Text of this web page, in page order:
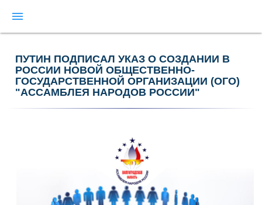
menu
ПУТИН ПОДПИСАЛ УКАЗ О СОЗДАНИИ В
РОССИИ НОВОЙ ОБЩЕСТВЕННО-
ГОСУДАРСТВЕННОЙ ОРГАНИЗАЦИИ (ОГО)
"АССАМБЛЕЯ НАРОДОВ РОССИИ"